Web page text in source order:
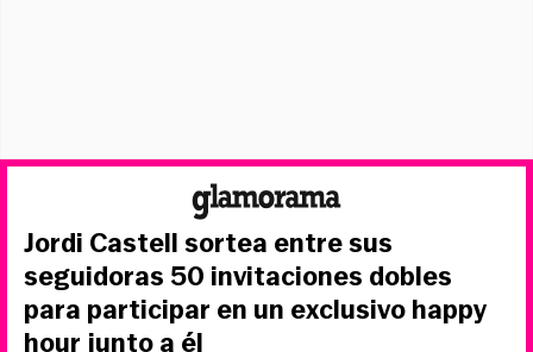
Jordi Castell sortea entre sus
seguidoras 50 invitaciones dobles
para participar en un exclusivo happy
hour junto a él